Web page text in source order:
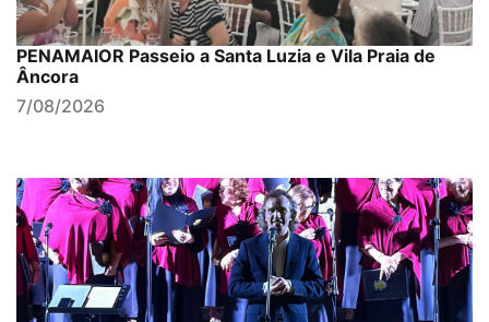
PENAMAIOR Passeio a Santa Luzia e Vila Praia de
Âncora
7/08/2026